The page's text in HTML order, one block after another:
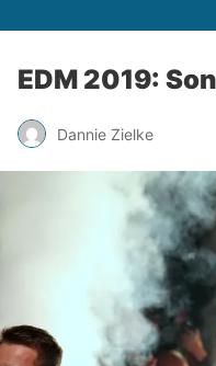
EDM 2019:
Dannie Zielke